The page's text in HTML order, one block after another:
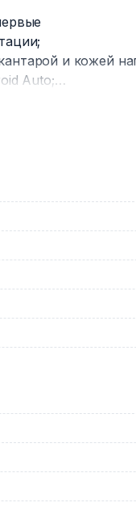
и кожей
Auto;
км/сутки
прохожу у оф.
Домодедовская,